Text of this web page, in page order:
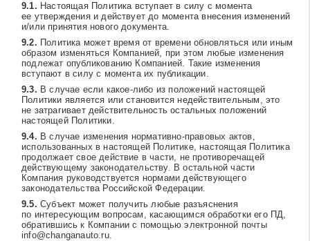
Настоящая Политика вступает в силу с момента
ее утверждения и действует до момента внесения изменений
и/или принятия нового документа.
Политика может время от времени обновляться или иным
образом изменяться Компанией, при этом любые изменения
подлежат опубликованию Компанией. Такие изменения
вступают в силу с момента их публикации.
В случае если какое-либо из положений настоящей
Политики является или становится недействительным, это
не затрагивает действительность остальных положений
настоящей Политики.
В случае изменения нормативно-правовых актов,
использованных в настоящей Политике, настоящая Политика
продолжает свое действие в части, не противоречащей
действующему законодательству. В остальной части
Компания руководствуется нормами действующего
законодательства Российской Федерации.
Субъект может получить любые разъяснения
по интересующим вопросам, касающимся обработки его ПД,
обратившись к Компании с помощью электронной почты
info@changanauto.ru.